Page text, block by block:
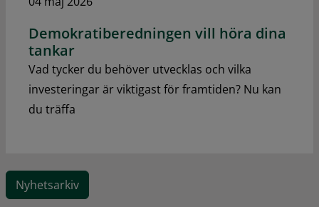
Demokratiberedningen vill höra dina
tankar
Vad tycker du behöver utvecklas och vilka
investeringar är viktigast för framtiden? Nu kan
du träffa
Nyhetsarkiv